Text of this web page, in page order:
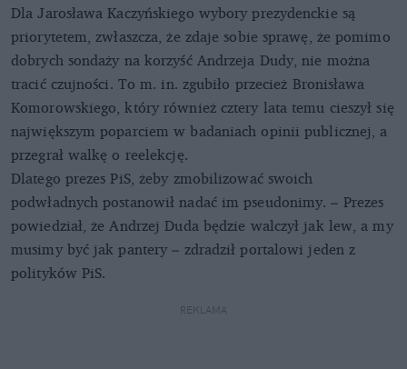
Dla Jarosława Kaczyńskiego wybory prezydenckie są
priorytetem, zwłaszcza, że zdaje sobie sprawę, że pomimo
dobrych sondaży na korzyść Andrzeja Dudy, nie można
tracić czujności. To m. in. zgubiło przecież Bronisława
Komorowskiego, który również cztery lata temu cieszył się
największym poparciem w badaniach opinii publicznej, a
przegrał walkę o reelekcję.
Dlatego prezes PiS, żeby zmobilizować swoich
podwładnych postanowił nadać im pseudonimy. – Prezes
powiedział, że Andrzej Duda będzie walczył jak lew, a my
musimy być jak pantery – zdradził portalowi jeden z
polityków PiS.
REKLAMA